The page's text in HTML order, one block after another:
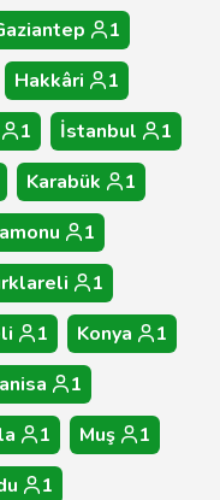
1
Hakkâri
1
1 İstanbul
1
Karabük
1
1
1
1 Konya
1
1
1 Muş
1
1